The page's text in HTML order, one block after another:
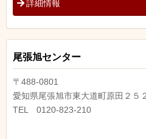
詳細情報
尾張旭センター
〒488-0801
愛知県尾張旭市東大道町原田２
TEL 0120-823-210